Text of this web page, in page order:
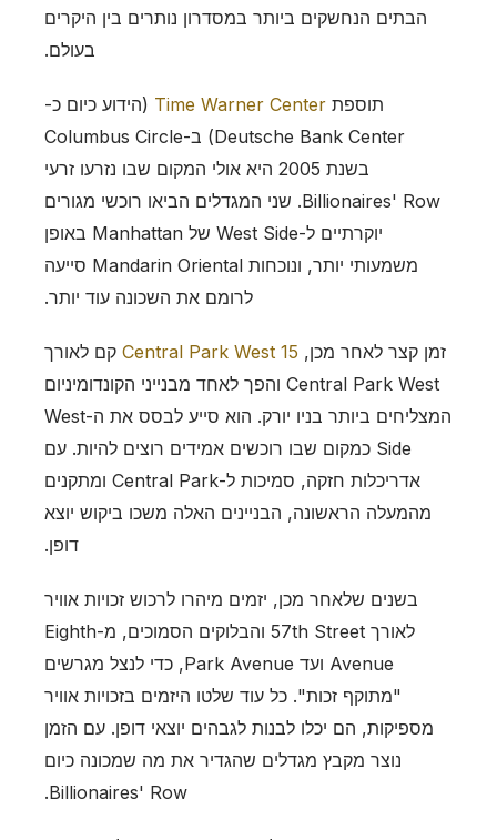
הבתים הנחשקים ביותר במסדרון נותרים בין היקרים
בעולם.
תוספת Time Warner Center (הידוע כיום כ-
Deutsche Bank Center) ב-Columbus Circle
בשנת 2005 היא אולי המקום שבו נזרעו זרעי
Billionaires' Row. שני המגדלים הביאו רוכשי מגורים
יוקרתיים ל-West Side של Manhattan באופן
משמעותי יותר, ונוכחות Mandarin Oriental סייעה
לרומם את השכונה עוד יותר.
זמן קצר לאחר מכן, 15 Central Park West
קם לאורך
Central Park West והפך לאחד מבנייני הקונדומיניום
המצליחים ביותר בניו יורק. הוא סייע לבסס את ה-West
Side כמקום שבו רוכשים אמידים רוצים להיות. עם
אדריכלות חזקה, סמיכות ל-Central Park ומתקנים
מהמעלה הראשונה, הבניינים האלה משכו ביקוש יוצא
דופן.
בשנים שלאחר מכן, יזמים מיהרו לרכוש זכויות אוויר
לאורך 57th Street והבלוקים הסמוכים, מ-Eighth
Avenue ועד Park Avenue, כדי לנצל מגרשים
"מתוקף זכות". כל עוד שלטו היזמים בזכויות אוויר
מספיקות, הם יכלו לבנות לגבהים יוצאי דופן. עם הזמן
נוצר מקבץ מגדלים שהגדיר את מה שמכונה כיום
Billionaires' Row.